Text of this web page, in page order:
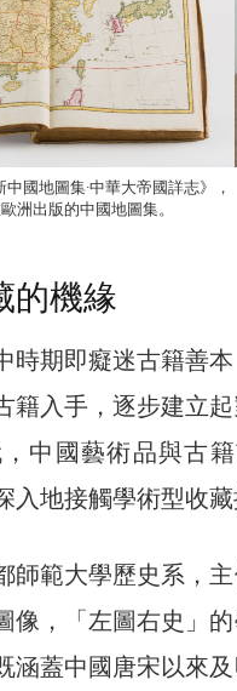
國地圖集·中華大帝國詳志》，
洲出版的中國地圖集。
的機緣
時期即癡迷古籍善
籍入手，逐步建立
，中國藝術品與古
入地接觸學術型收藏
師範大學歷史系，
像，「左圖右史」
涵蓋中國唐宋以來